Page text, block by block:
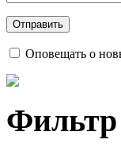
Оповещать о
Фильтр